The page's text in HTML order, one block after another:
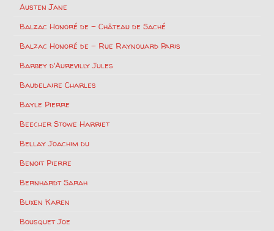
Austen Jane
Balzac Honoré de – Château de Saché
Balzac Honoré de – Rue Raynouard Paris
Barbey d'Aurevilly Jules
Baudelaire Charles
Bayle Pierre
Beecher Stowe Harriet
Bellay Joachim du
Benoit Pierre
Bernhardt Sarah
Blixen Karen
Bousquet Joe